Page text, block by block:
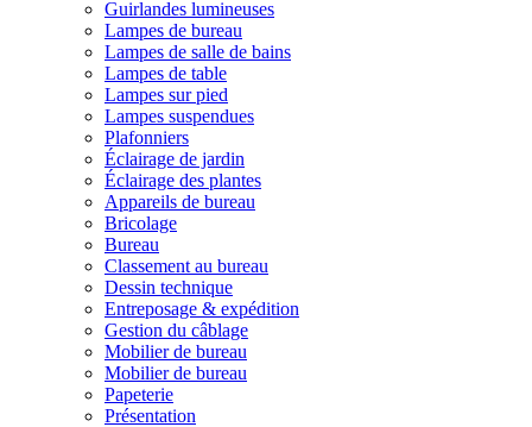
Guirlandes lumineuses
Lampes de bureau
Lampes de salle de bains
Lampes de table
Lampes sur pied
Lampes suspendues
Plafonniers
Éclairage de jardin
Éclairage des plantes
Appareils de bureau
Bricolage
Bureau
Classement au bureau
Dessin technique
Entreposage & expédition
Gestion du câblage
Mobilier de bureau
Mobilier de bureau
Papeterie
Présentation